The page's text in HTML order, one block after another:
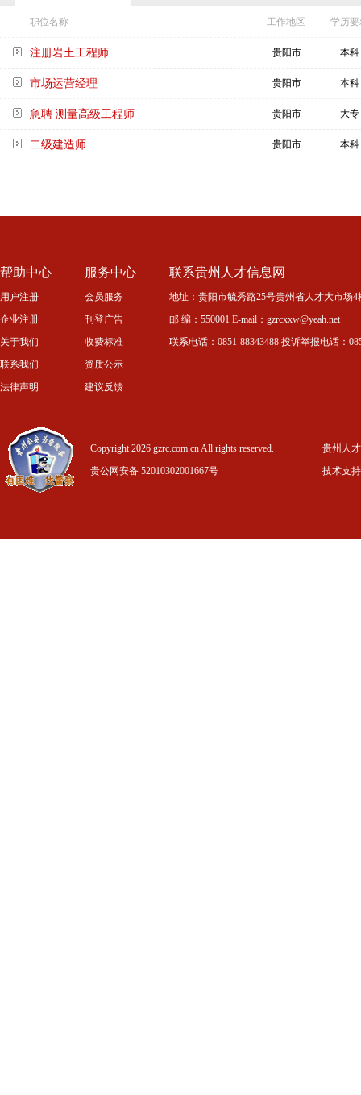
职位名称 工作地区 学历
注册岩土工程师 贵阳市 本科
市场运营经理 贵阳市 本科
急聘 测量高级工程师 贵阳市 大专
二级建造师 贵阳市 本科
帮助中心
用户注册
企业注册
关于我们
联系我们
法律声明
服务中心
会员服务
刊登广告
收费标准
资质公示
建议反馈
联系贵州人才信息网
地址：贵阳市毓秀路25号贵州省人才大市场
邮 编：550001 E-mail：gzrcxxw@yeah.net
联系电话：0851-88343488 投诉举报电话：
Copyright 2026 gzrc.com.cn All rights reserved.
贵公网安备 52010302001667号
贵州人
技术支